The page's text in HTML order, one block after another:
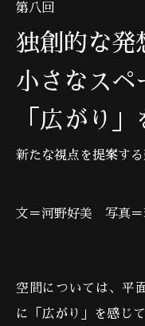
第八回
独創的な発
小さなスペ
「広がり
新たな視点を提案す
文＝河野好美 写真＝
空間については、平
に「広がり」を感じ